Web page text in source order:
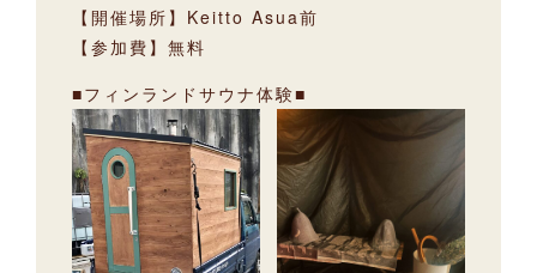
【開催場所】Keitto Asua前
【参加費】無料
■フィンランドサウナ体験■